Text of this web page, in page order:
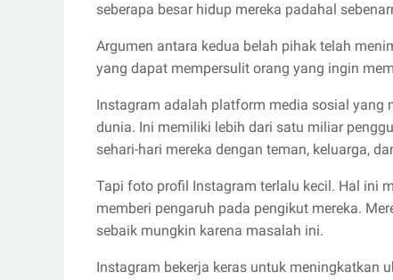
seberapa besar hidup mereka padahal
Argumen antara kedua belah pihak telah
yang dapat mempersulit orang yang ingin
Instagram adalah platform media sosial yang
dunia. Ini memiliki lebih dari satu miliar
sehari-hari mereka dengan teman, keluarga,
Tapi foto profil Instagram terlalu kecil. Hal ini
memberi pengaruh pada pengikut mereka.
sebaik mungkin karena masalah ini.
Instagram bekerja keras untuk meningkatkan